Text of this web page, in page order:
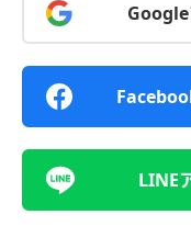
Google
LINE